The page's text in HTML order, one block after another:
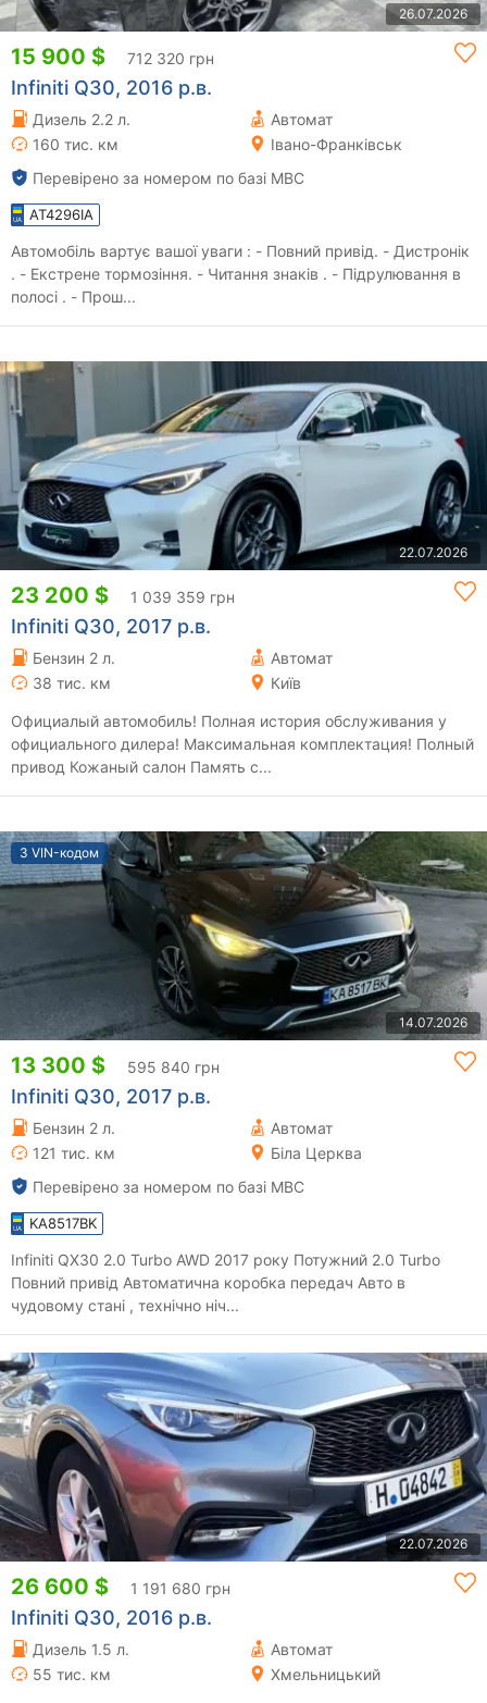
26.07.2026
15 900 $ 712 320 грн
Infiniti Q30, 2016 р.в.
Дизель 2.2 л.
Автомат
160 тис. км
Івано-Франківськ
Перевірено за номером по базі МВС
AT4296IA
Автомобіль вартує вашої уваги : - Повний привід. - Дистронік
. - Екстрене тормозіння. - Читання знаків . - Підрулювання в
полосі . - Прош...
22.07.2026
23 200 $ 1 039 359 грн
Infiniti Q30, 2017 р.в.
Бензин 2 л.
Автомат
38 тис. км
Київ
Официалый автомобиль! Полная история обслуживания у
официального дилера! Максимальная комплектация! Полный
привод Кожаный салон Память с...
З VIN-кодом
14.07.2026
13 300 $ 595 840 грн
Infiniti Q30, 2017 р.в.
Бензин 2 л.
Автомат
121 тис. км
Біла Церква
Перевірено за номером по базі МВС
KA8517BK
Infiniti QX30 2.0 Turbo AWD 2017 року Потужний 2.0 Turbo
Повний привід Автоматична коробка передач Авто в
чудовому стані , технічно ніч...
22.07.2026
26 600 $ 1 191 680 грн
Infiniti Q30, 2016 р.в.
Дизель 1.5 л.
Автомат
55 тис. км
Хмельницький